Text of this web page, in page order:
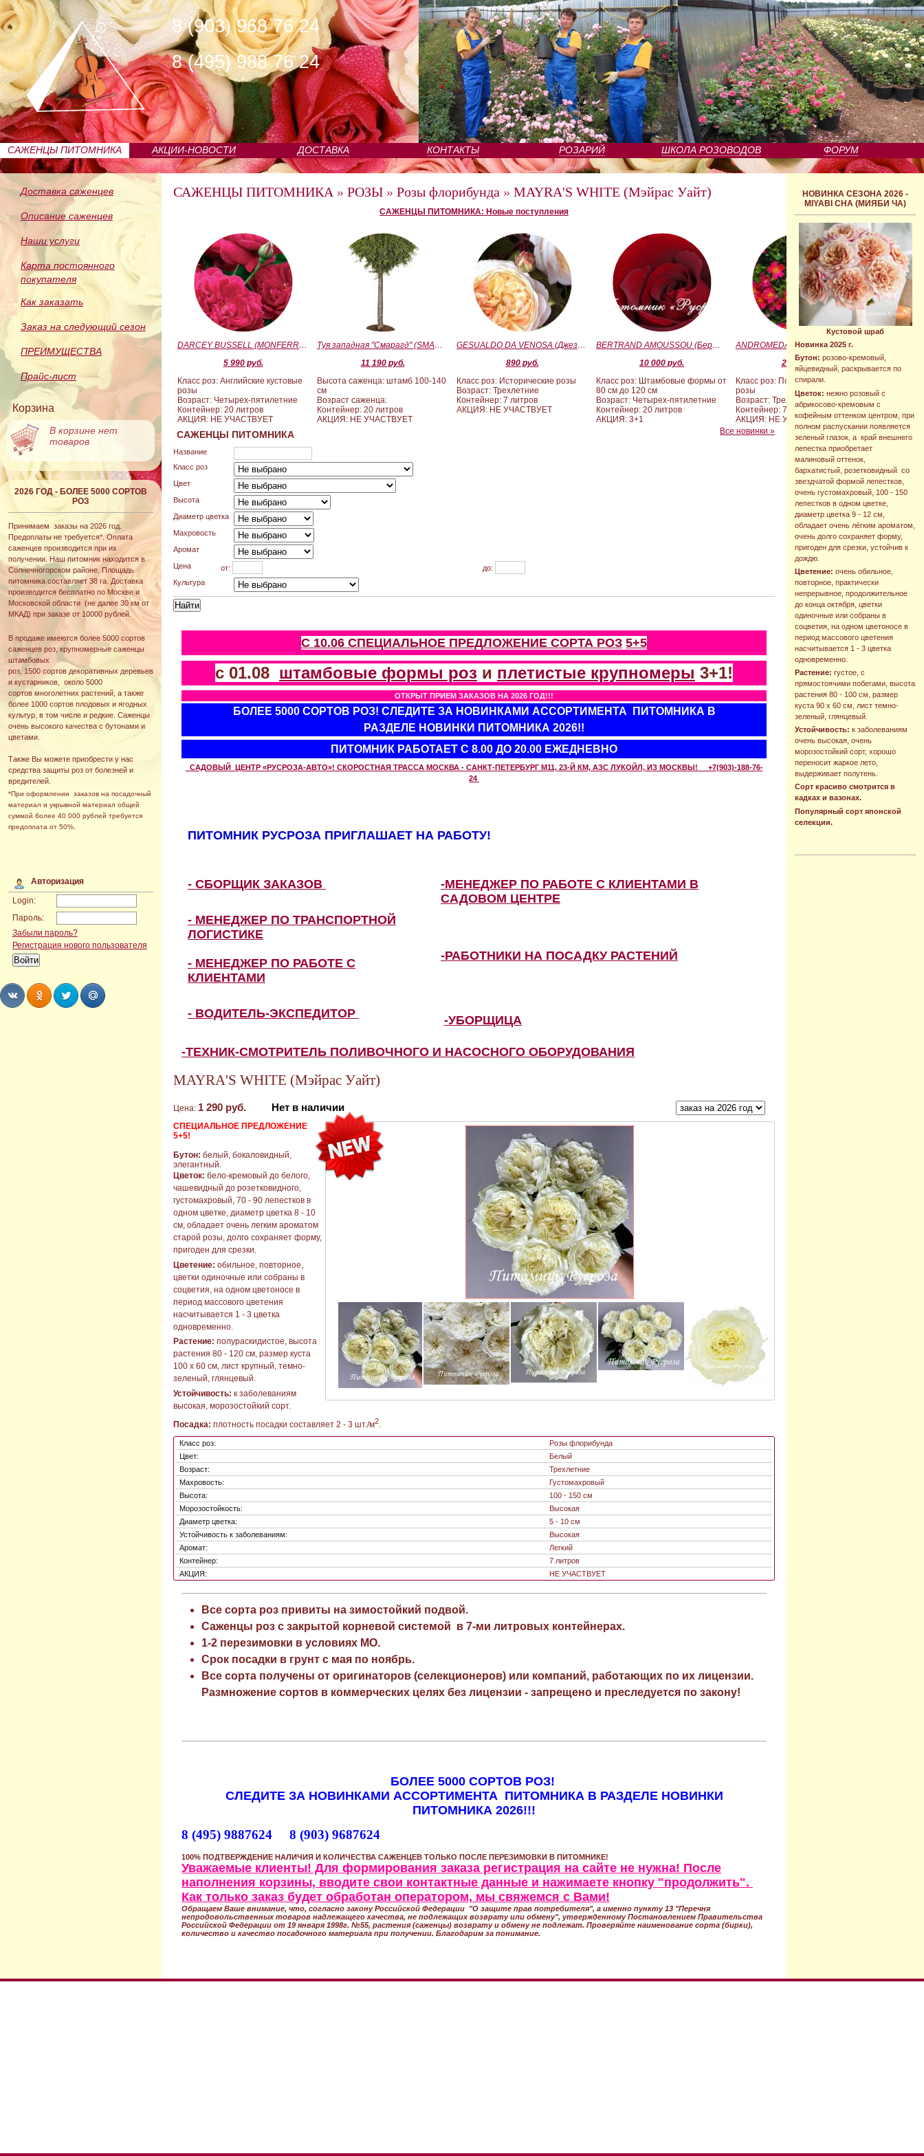
8 (903) 968 76 24
8 (495) 988 76 24
САЖЕНЦЫ ПИТОМНИКА АКЦИИ-НОВОСТИ ДОСТАВКА КОНТАКТЫ РОЗАРИЙ ШКОЛА РОЗОВОДОВ ФОРУМ
Доставка саженцев
Описание саженцев
Наши услуги
Карта постоянного
покупателя
Как заказать
Заказ на следующий сезон
ПРЕИМУЩЕСТВА
Прайс-лист
Корзина
В корзине нет
товаров
2026 ГОД - БОЛЕЕ 5000 СОРТОВ
РОЗ
Принимаем заказы на 2026 год.
Предоплаты не требуется*. Оплата
саженцев производится при их
получении. Наш питомник находится в
Солнечногорском районе. Площадь
питомника составляет 38 га. Доставка
производится бесплатно по Москве и
Московской области (не далее 30 км от
МКАД) при заказе от 10000 рублей.
В продаже имеются более 5000 сортов
саженцев роз, крупномерные саженцы
штамбовых
роз, 1500 сортов декоративных деревьев
и кустарников, около 5000
сортов многолетних растений, а также
более 1000 сортов плодовых и ягодных
культур, в том числе и редкие. Саженцы
очень высокого качества с бутонами и
цветами.
Также Вы можете приобрести у нас
средства защиты роз от болезней и
вредителей.
*При оформлении заказов на посадочный
материал и укрывной материал общей
суммой более 40 000 рублей требуется
предоплата от 50%.
Авторизация
Login:
Пароль:
Забыли пароль?
Регистрация нового пользователя
НОВИНКА СЕЗОНА 2026 -
MIYABI CHA (МИЯБИ ЧА)
Кустовой шраб
Новинка 2025 г.
Бутон: розово-кремовый,
яйцевидный, раскрывается по
спирали.
Цветок: нежно розовый с
абрикосово-кремовым с
кофейным оттенком центром, при
полном распускании появляется
зеленый глазок, а край внешнего
лепестка приобретает
малиновый оттенок,
бархатистый, розетковидный со
звездчатой формой лепестков,
очень густомахровый, 100 - 150
лепестков в одном цветке,
диаметр цветка 9 - 12 см,
обладает очень лёгким ароматом,
очень долго сохраняет форму,
пригоден для срезки, устойчив к
дождю.
Цветение: очень обильное,
повторное, практически
непрерывное, продолжительное
до конца октября, цветки
одиночные или собраны в
соцветия, на одном цветоносе в
период массового цветения
насчитывается 1 - 3 цветка
одновременно.
Растение: густое, с
прямостоячими побегами, высота
растения 80 - 100 см, размер
куста 90 х 60 см, лист темно-
зеленый, глянцевый.
Устойчивость: к заболеваниям
очень высокая, очень
морозостойкий сорт, хорошо
переносит жаркое лето,
выдерживает полутень.
Сорт красиво смотрится в
кадках и вазонах.
Популярный сорт японской
селекции.
САЖЕНЦЫ ПИТОМНИКА » РОЗЫ » Розы флорибунда » MAYRA'S WHITE (Мэйрас Уайт)
САЖЕНЦЫ ПИТОМНИКА: Новые поступления
DARCEY BUSSELL (MONFERRATO) (Дарси Басл)
5 990 руб.
Класс роз: Английские кустовые
розы
Возраст: Четырех-пятилетние
Контейнер: 20 литров
АКЦИЯ: НЕ УЧАСТВУЕТ
Туя западная "Смарагд" (SMARAGD) ШТАМБ 100-140
11 190 руб.
Высота саженца: штамб 100-140
см
Возраст саженца:
Контейнер: 20 литров
АКЦИЯ: НЕ УЧАСТВУЕТ
GESUALDO DA VENOSA (Джезуальдо Ди Веноза)
890 руб.
Класс роз: Исторические розы
Возраст: Трехлетние
Контейнер: 7 литров
АКЦИЯ: НЕ УЧАСТВУЕТ
BERTRAND AMOUSSOU (Бертран Амуссу)
10 000 руб.
Класс роз: Штамбовые формы от
80 см до 120 см
Возраст: Четырех-пятилетние
Контейнер: 20 литров
АКЦИЯ: 3+1
2 090 руб.
Класс роз: Почвопокровные
розы
Возраст: Трехлетние
Контейнер: 7 литров
АКЦИЯ: НЕ УЧАСТВУЕТ
Все новинки »
САЖЕНЦЫ ПИТОМНИКА
Название
Класс роз
Цвет
Высота
Диаметр цветка
Махровость
Аромат
Цена
от:
до:
Культура
С 10.06 СПЕЦИАЛЬНОЕ ПРЕДЛОЖЕНИЕ СОРТА РОЗ 5+5
с 01.08 штамбовые формы роз и плетистые крупномеры 3+1!
ОТКРЫТ ПРИЕМ ЗАКАЗОВ НА 2026 ГОД!!!
БОЛЕЕ 5000 СОРТОВ РОЗ! СЛЕДИТЕ ЗА НОВИНКАМИ АССОРТИМЕНТА ПИТОМНИКА В
РАЗДЕЛЕ НОВИНКИ ПИТОМНИКА 2026!!
ПИТОМНИК РАБОТАЕТ С 8.00 ДО 20.00 ЕЖЕДНЕВНО
САДОВЫЙ ЦЕНТР «РУСРОЗА-АВТО»! СКОРОСТНАЯ ТРАССА МОСКВА - САНКТ-ПЕТЕРБУРГ М11, 23-Й КМ, АЗС ЛУКОЙЛ, ИЗ МОСКВЫ! +7(903)-188-76-
24
ПИТОМНИК РУСРОЗА ПРИГЛАШАЕТ НА РАБОТУ!
- СБОРЩИК ЗАКАЗОВ
-МЕНЕДЖЕР ПО РАБОТЕ С КЛИЕНТАМИ В
САДОВОМ ЦЕНТРЕ
- МЕНЕДЖЕР ПО ТРАНСПОРТНОЙ
ЛОГИСТИКЕ
- МЕНЕДЖЕР ПО РАБОТЕ С
КЛИЕНТАМИ
-РАБОТНИКИ НА ПОСАДКУ РАСТЕНИЙ
- ВОДИТЕЛЬ-ЭКСПЕДИТОР -УБОРЩИЦА
-ТЕХНИК-СМОТРИТЕЛЬ ПОЛИВОЧНОГО И НАСОСНОГО ОБОРУДОВАНИЯ
MAYRA'S WHITE (Мэйрас Уайт)
Цена: 1 290 руб. Нет в наличии
СПЕЦИАЛЬНОЕ ПРЕДЛОЖЕНИЕ
5+5!
Бутон: белый, бокаловидный,
элегантный.
Цветок: бело-кремовый до белого,
чашевидный до розетковидного,
густомахровый, 70 - 90 лепестков в
одном цветке, диаметр цветка 8 - 10
см, обладает очень легким ароматом
старой розы, долго сохраняет форму,
пригоден для срезки.
Цветение: обильное, повторное,
цветки одиночные или собраны в
соцветия, на одном цветоносе в
период массового цветения
насчитывается 1 - 3 цветка
одновременно.
Растение: полураскидистое, высота
растения 80 - 120 см, размер куста
100 х 60 см, лист крупный, темно-
зеленый, глянцевый.
Устойчивость: к заболеваниям
высокая, морозостойкий сорт.
Посадка: плотность посадки составляет 2 - 3 шт./м2
Класс роз:
Розы флорибунда
Цвет:
Белый
Возраст:
Трехлетние
Махровость:
Густомахровый
Высота:
100 - 150 см
Морозостойкость:
Высокая
Диаметр цветка:
5 - 10 см
Устойчивость к заболеваниям:
Высокая
Аромат:
Легкий
Контейнер:
7 литров
АКЦИЯ:
НЕ УЧАСТВУЕТ
Все сорта роз привиты на зимостойкий подвой.
Саженцы роз с закрытой корневой системой в 7-ми литровых контейнерах.
1-2 перезимовки в условиях МО.
Срок посадки в грунт с мая по ноябрь.
Все сорта получены от оригинаторов (селекционеров) или компаний, работающих по их лицензии.
Размножение сортов в коммерческих целях без лицензии - запрещено и преследуется по закону!
БОЛЕЕ 5000 СОРТОВ РОЗ!
СЛЕДИТЕ ЗА НОВИНКАМИ АССОРТИМЕНТА ПИТОМНИКА В РАЗДЕЛЕ НОВИНКИ
ПИТОМНИКА 2026!!!
8 (495) 9887624 8 (903) 9687624
100% ПОДТВЕРЖДЕНИЕ НАЛИЧИЯ И КОЛИЧЕСТВА САЖЕНЦЕВ ТОЛЬКО ПОСЛЕ ПЕРЕЗИМОВКИ В ПИТОМНИКЕ!
Уважаемые клиенты! Для формирования заказа регистрация на сайте не нужна! После
наполнения корзины, вводите свои контактные данные и нажимаете кнопку "продолжить".
Как только заказ будет обработан оператором, мы свяжемся с Вами!
Обращаем Ваше внимание, что, согласно закону Российской Федерации "О защите прав потребителя", а именно пункту 13 "Перечня
непродовольственных товаров надлежащего качества, не подлежащих возврату или обмену", утвержденному Постановлением Правительства
Российской Федерации от 19 января 1998г. №55, растения (саженцы) возврату и обмену не подлежат. Проверяйте наименование сорта (бирки),
количество и качество посадочного материала при получении. Благодарим за понимание.